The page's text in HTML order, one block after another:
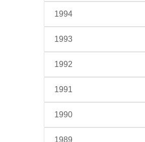
1994
1993
1992
1991
1990
1989